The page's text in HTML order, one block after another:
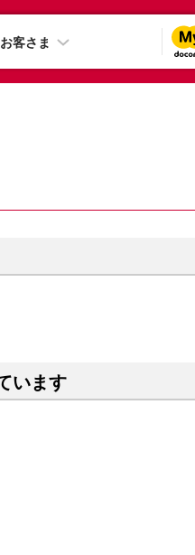
客さま
います